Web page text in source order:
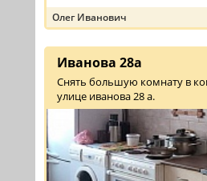
Олег Иванович
Иванова 28а
Снять большую комнату в
улице иванова 28 а.